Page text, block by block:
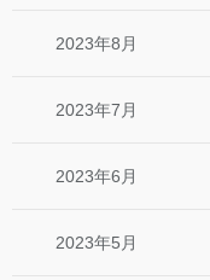
2023年8月
2023年7月
2023年6月
2023年5月